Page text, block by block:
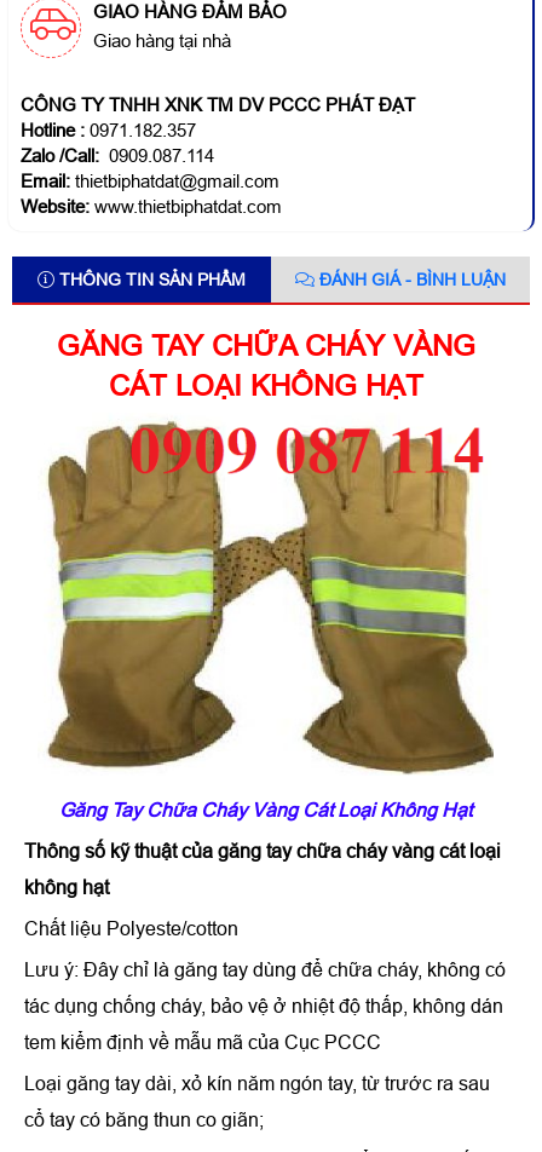
GIAO HÀNG ĐẢM BẢO
Giao hàng tại nhà
CÔNG TY TNHH XNK TM DV PCCC PHÁT ĐẠT
Hotline : 0971.182.357
Zalo /Call:0909.087.114
Email:thietbiphatdat@gmail.com
Website:www.thietbiphatdat.com
THÔNG TIN SẢN PHẨM ĐÁNH GIÁ - BÌNH LUẬN
GĂNG TAY CHỮA CHÁY VÀNG
CÁT LOẠI KHÔNG HẠT
Găng Tay Chữa Cháy Vàng Cát Loại Không Hạt
Thông số kỹ thuật của găng tay chữa cháy vàng cát loại
không hạt
Chất liệu Polyeste/cotton
Lưu ý: Đây chỉ là găng tay dùng để chữa cháy, không có
tác dụng chống cháy, bảo vệ ở nhiệt độ thấp, không dán
tem kiểm định về mẫu mã của Cục PCCC
Loại găng tay dài, xỏ kín năm ngón tay, từ trước ra sau
cổ tay có băng thun co giãn;